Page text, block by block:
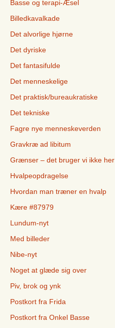
Basse og terapi-Æsel
Billedkavalkade
Det alvorlige hjørne
Det dyriske
Det fantasifulde
Det menneskelige
Det praktisk/bureaukratiske
Det tekniske
Fagre nye menneskeverden
Gravkræ ad libitum
Grænser – det bruger vi ikke her
Hvalpeopdragelse
Hvordan man træner en hvalp
Kære #87979
Lundum-nyt
Med billeder
Nibe-nyt
Noget at glæde sig over
Piv, brok og ynk
Postkort fra Frida
Postkort fra Onkel Basse